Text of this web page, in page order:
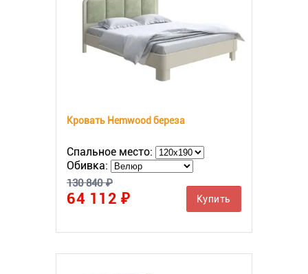
Кровать Hemwood береза
Спальное место:
Обивка:
130 840 ₽
64 112 ₽ Купить